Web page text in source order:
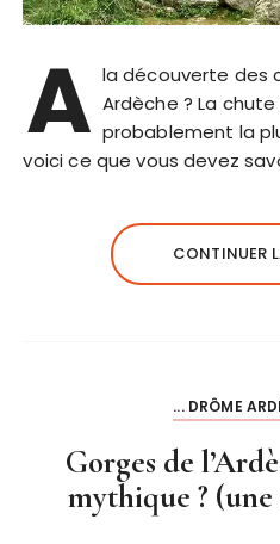
A la découverte des
Ardèche ? La
probablement la
voici ce que vous devez
CONTINUER
... DRÔME
Gorges de
mythique ?